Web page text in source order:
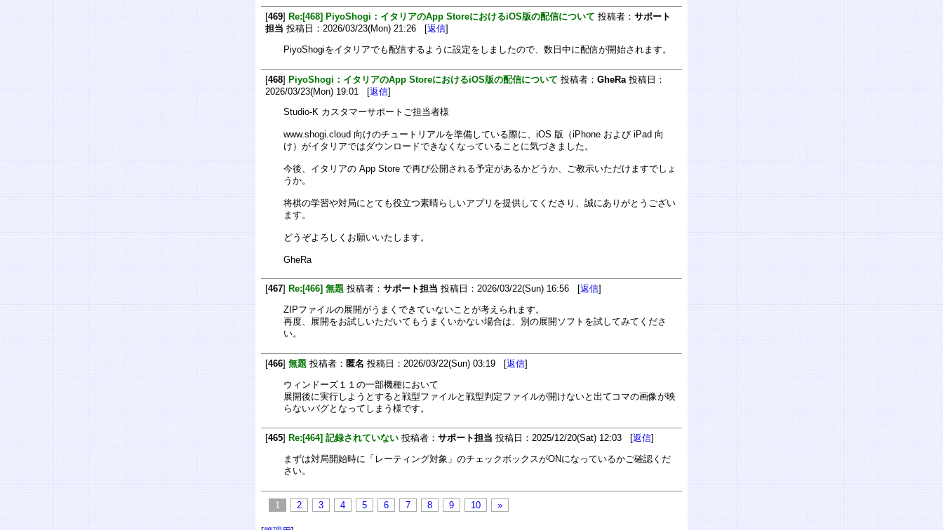
[469] Re:[468] PiyoShogi：イタリアのApp StoreにおけるiOS版の配信について 投稿者： サポート
担当 投稿日：2026/03/23(Mon) 21:26 [返信]
PiyoShogiをイタリアでも配信するように設定をしましたので、数日中に配信が開始されます。
[468] PiyoShogi：イタリアのApp StoreにおけるiOS版の配信について 投稿者： GheRa 投稿日：
2026/03/23(Mon) 19:01 [返信]
Studio-K カスタマーサポートご担当者様
www.shogi.cloud 向けのチュートリアルを準備している際に、iOS 版（iPhone および iPad 向
け）がイタリアではダウンロードできなくなっていることに気づきました。
今後、イタリアの App Store で再び公開される予定があるかどうか、ご教示いただけますでしょ
うか。
将棋の学習や対局にとても役立つ素晴らしいアプリを提供してくださり、誠にありがとうござい
ます。
どうぞよろしくお願いいたします。
GheRa
[467] Re:[466] 無題 投稿者： サポート担当 投稿日：2026/03/22(Sun) 16:56 [返信]
ZIPファイルの展開がうまくできていないことが考えられます。
再度、展開をお試しいただいてもうまくいかない場合は、別の展開ソフトを試してみてくださ
い。
[466] 無題 投稿者： 匿名 投稿日：2026/03/22(Sun) 03:19 [返信]
ウィンドーズ１１の一部機種において
展開後に実行しようとすると戦型ファイルと戦型判定ファイルが開けないと出てコマの画像が映
らないバグとなってしまう様です。
[465] Re:[464] 記録されていない 投稿者： サポート担当 投稿日：2025/12/20(Sat) 12:03 [返信]
まずは対局開始時に「レーティング対象」のチェックボックスがONになっているかご確認くだ
さい。
1 2 3 4 5 6 7 8 9 10 »